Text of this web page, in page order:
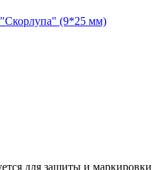
"Скорлупа" (9*25 мм)
для защиты и маркировки